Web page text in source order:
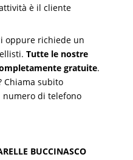
è il cliente
oppure richiede un
Tutte le nostre
gratuite.
Chiama subito
numero di telefono
BUCCINASCO